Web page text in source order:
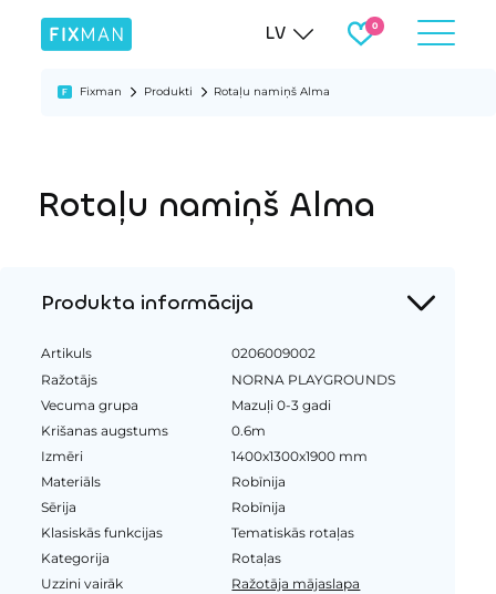
LV
Fixman Produkti Rotaļu namiņš Alma
Rotaļu namiņš Alma
Produkta informācija
Artikuls
0206009002
Ražotājs
NORNA PLAYGROUNDS
Vecuma grupa
Mazuļi 0-3 gadi
Krišanas augstums
0.6m
Izmēri
1400x1300x1900 mm
Materiāls
Robīnija
Sērija
Robīnija
Klasiskās funkcijas
Tematiskās rotaļas
Kategorija
Rotaļas
Uzzini vairāk
Ražotāja mājaslapa